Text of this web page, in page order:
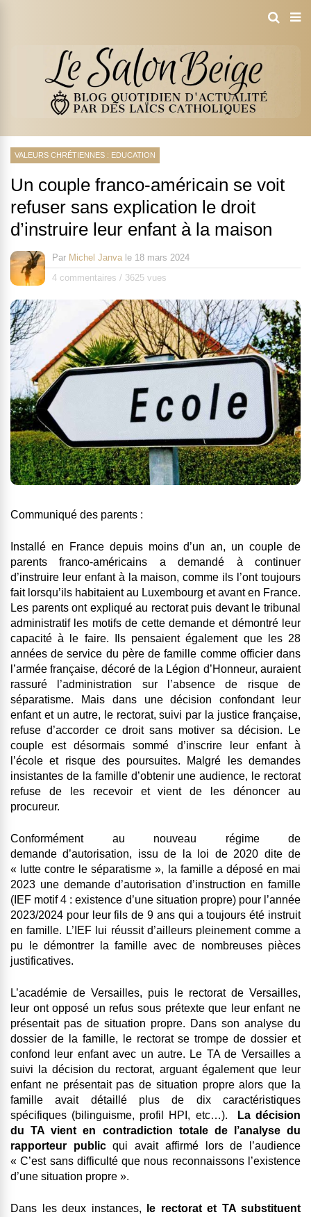
VALEURS CHRÉTIENNES : EDUCATION
Un couple franco-américain se voit
refuser sans explication le droit
d’instruire leur enfant à la maison
Par Michel Janva le 18 mars 2024
4 commentaires / 3625 vues
Communiqué des parents :
Installé en France depuis moins d’un an, un couple de
parents franco-américains a demandé à continuer
d’instruire leur enfant à la maison, comme ils l’ont toujours
fait lorsqu’ils habitaient au Luxembourg et avant en France.
Les parents ont expliqué au rectorat puis devant le tribunal
administratif les motifs de cette demande et démontré leur
capacité à le faire. Ils pensaient également que les 28
années de service du père de famille comme officier dans
l’armée française, décoré de la Légion d’Honneur, auraient
rassuré l’administration sur l’absence de risque de
séparatisme. Mais dans une décision confondant leur
enfant et un autre, le rectorat, suivi par la justice française,
refuse d’accorder ce droit sans motiver sa décision. Le
couple est désormais sommé d’inscrire leur enfant à
l’école et risque des poursuites. Malgré les demandes
insistantes de la famille d’obtenir une audience, le rectorat
refuse de les recevoir et vient de les dénoncer au
procureur.
Conformément au nouveau régime de
demande d’autorisation, issu de la loi de 2020 dite de
« lutte contre le séparatisme », la famille a déposé en mai
2023 une demande d’autorisation d’instruction en famille
(IEF motif 4 : existence d’une situation propre) pour l’année
2023/2024 pour leur fils de 9 ans qui a toujours été instruit
en famille. L’IEF lui réussit d’ailleurs pleinement comme a
pu le démontrer la famille avec de nombreuses pièces
justificatives.
L’académie de Versailles, puis le rectorat de Versailles,
leur ont opposé un refus sous prétexte que leur enfant ne
présentait pas de situation propre. Dans son analyse du
dossier de la famille, le rectorat se trompe de dossier et
confond leur enfant avec un autre. Le TA de Versailles a
suivi la décision du rectorat, arguant également que leur
enfant ne présentait pas de situation propre alors que la
famille avait détaillé plus de dix caractéristiques
spécifiques (bilinguisme, profil HPI, etc…).
La décision
du TA vient en contradiction totale de l’analyse du
rapporteur publicqui avait affirmé lors de l’audience
« C’est sans difficulté que nous reconnaissons l’existence
d’une situation propre ».
Dans les deux instances,
le rectorat et TA substituent